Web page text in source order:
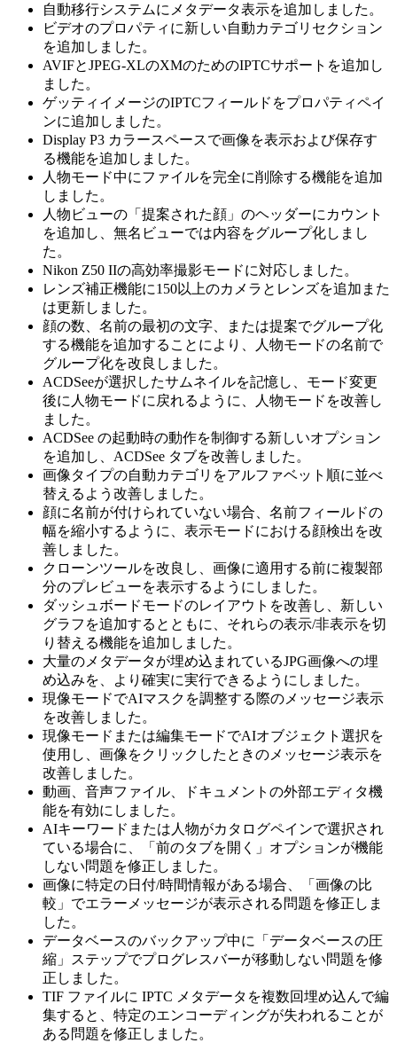
自動移行システムにメタデータ表示を追加しました。
ビデオのプロパティに新しい自動カテゴリセクション
を追加しました。
AVIFとJPEG-XLのXMのためのIPTCサポートを追加し
ました。
ゲッティイメージのIPTCフィールドをプロパティペイ
ンに追加しました。
Display P3 カラースペースで画像を表示および保存す
る機能を追加しました。
人物モード中にファイルを完全に削除する機能を追加
しました。
人物ビューの「提案された顔」のヘッダーにカウント
を追加し、無名ビューでは内容をグループ化しまし
た。
Nikon Z50 IIの高効率撮影モードに対応しました。
レンズ補正機能に150以上のカメラとレンズを追加また
は更新しました。
顔の数、名前の最初の文字、または提案でグループ化
する機能を追加することにより、人物モードの名前で
グループ化を改良しました。
ACDSeeが選択したサムネイルを記憶し、モード変更
後に人物モードに戻れるように、人物モードを改善し
ました。
ACDSee の起動時の動作を制御する新しいオプション
を追加し、ACDSee タブを改善しました。
画像タイプの自動カテゴリをアルファベット順に並べ
替えるよう改善しました。
顔に名前が付けられていない場合、名前フィールドの
幅を縮小するように、表示モードにおける顔検出を改
善しました。
クローンツールを改良し、画像に適用する前に複製部
分のプレビューを表示するようにしました。
ダッシュボードモードのレイアウトを改善し、新しい
グラフを追加するとともに、それらの表示/非表示を切
り替える機能を追加しました。
大量のメタデータが埋め込まれているJPG画像への埋
め込みを、より確実に実行できるようにしました。
現像モードでAIマスクを調整する際のメッセージ表示
を改善しました。
現像モードまたは編集モードでAIオブジェクト選択を
使用し、画像をクリックしたときのメッセージ表示を
改善しました。
動画、音声ファイル、ドキュメントの外部エディタ機
能を有効にしました。
AIキーワードまたは人物がカタログペインで選択され
ている場合に、「前のタブを開く」オプションが機能
しない問題を修正しました。
画像に特定の日付/時間情報がある場合、「画像の比
較」でエラーメッセージが表示される問題を修正しま
した。
データベースのバックアップ中に「データベースの圧
縮」ステップでプログレスバーが移動しない問題を修
正しました。
TIF ファイルに IPTC メタデータを複数回埋め込んで編
集すると、特定のエンコーディングが失われることが
ある問題を修正しました。